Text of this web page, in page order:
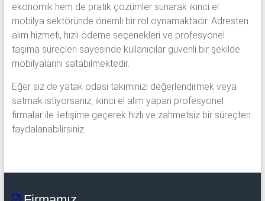
ekonomik hem de pratik çözümler sunarak ikinci el
mobilya sektöründe önemli bir rol oynamaktadır. Adresten
alım hizmeti, hızlı ödeme seçenekleri ve profesyonel
taşıma süreçleri sayesinde kullanıcılar güvenli bir şekilde
mobilyalarını satabilmektedir.
Eğer siz de yatak odası takımınızı değerlendirmek veya
satmak istiyorsanız, ikinci el alım yapan profesyonel
firmalar ile iletişime geçerek hızlı ve zahmetsiz bir süreçten
faydalanabilirsiniz.